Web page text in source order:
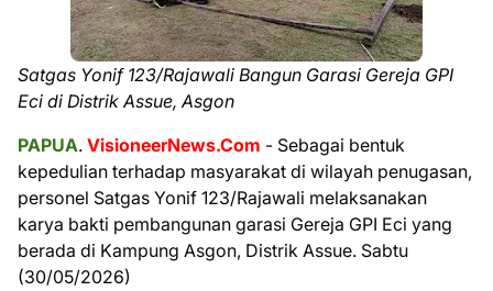
Satgas Yonif 123/Rajawali Bangun Garasi Gereja GPI
Eci di Distrik Assue, Asgon
PAPUA. VisioneerNews.Com - Sebagai bentuk
kepedulian terhadap masyarakat di wilayah penugasan,
personel Satgas Yonif 123/Rajawali melaksanakan
karya bakti pembangunan garasi Gereja GPI Eci yang
berada di Kampung Asgon, Distrik Assue. Sabtu
(30/05/2026)